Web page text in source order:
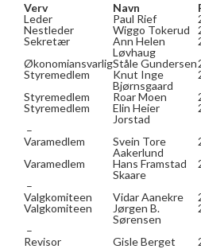
Verv Navn
Leder
Paul Rief
Nestleder
Wiggo Tokerud
Sekretær
Ann Helen
Løvhaug
ØkonomiansvarligStåle Gundersen
Styremedlem
Knut Inge
Bjørnsgaard
Styremedlem
Roar Moen
Styremedlem
Elin Heier
Jorstad
–
Varamedlem
Svein Tore
Aakerlund
Varamedlem
Hans Framstad
Skaare
–
Valgkomiteen
Vidar Aanekre
Valgkomiteen
Jørgen B.
Sørensen
–
Revisor
Gisle Berget